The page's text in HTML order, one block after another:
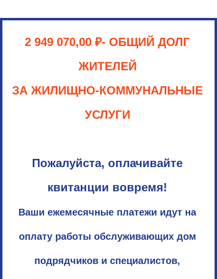
2 949 070,00 ₽- ОБЩИЙ ДОЛГ
ЖИТЕЛЕЙ
ЗА ЖИЛИЩНО-КОММУНАЛЬНЫЕ
УСЛУГИ
Пожалуйста, оплачивайте
квитанции вовремя!
Ваши ежемесячные платежи идут на
оплату работы обслуживающих дом
подрядчиков и специалистов,